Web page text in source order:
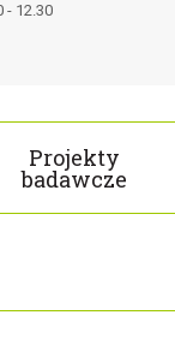
- 12.30
Projekty
badawcze